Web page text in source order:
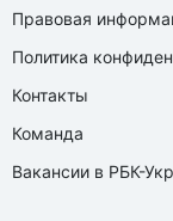
Правовая
Политика
Контакты
Команда
Вакансии в РБК-